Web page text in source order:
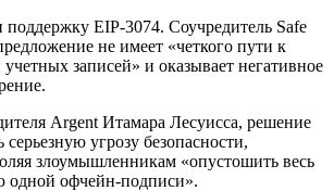
EIP-3074. Соучредитель Safe
не имеет «четкого пути к
записей» и оказывает негативное
Argent Итамара Лесуисса, решение
серьезную угрозу безопасности,
злоумышленникам «опустошить весь
одной офчейн-подписи».